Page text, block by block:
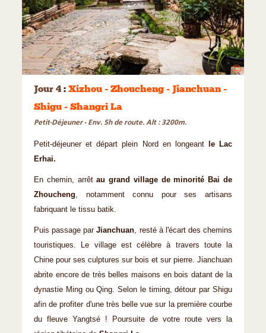
©
Jour 4 : Xizhou - Zhoucheng - Jianchuan -
Shigu - Shangri La
Petit-Déjeuner - Env. 5h de route. Alt : 3200m.
Petit-déjeuner et départ plein Nord en longeant
le Lac
Erhai.
En chemin, arrêtau grand village de minorité Bai de
Zhoucheng, notamment connu pour ses artisans
fabriquant le tissu batik.
Puis passage parJianchuan, resté à l'écart des chemins
touristiques. Le village est célèbre à travers toute la
Chine pour ses culptures sur bois et sur pierre. Jianchuan
abrite encore de très belles maisons en bois datant de la
dynastie Ming ou Qing. Selon le timing, détour par Shigu
afin de profiter d'une très belle vue sur la première courbe
du fleuve Yangtsé ! Poursuite de votre route vers la